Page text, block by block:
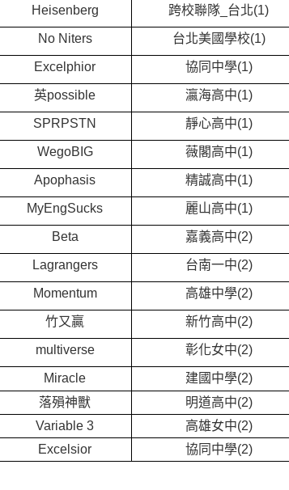
Heisenberg 跨校聯隊_台北(1)
No Niters 台北美國學校(1)
Excelphior 協同中學(1)
英possible 瀛海高中(1)
SPRPSTN 靜心高中(1)
WegoBIG 薇閣高中(1)
Apophasis 精誠高中(1)
MyEngSucks 麗山高中(1)
Beta 嘉義高中(2)
Lagrangers 台南一中(2)
Momentum 高雄中學(2)
竹又贏 新竹高中(2)
multiverse 彰化女中(2)
Miracle
建國中學(2)
落殞神獸
明道高中(2)
Variable 3
高雄女中(2)
Excelsior 協同中學(2)